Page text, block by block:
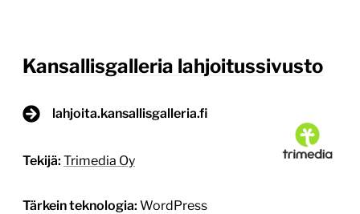
Kansallisgalleria lahjoitussivusto
lahjoita.kansallisgalleria.fi
Tekijä: Trimedia Oy
Tärkein teknologia: WordPress